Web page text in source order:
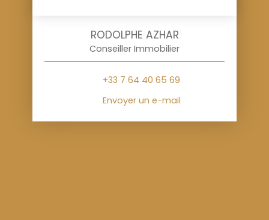
RODOLPHE AZHAR
Conseiller Immobilier
+33 7 64 40 65 69
Envoyer un e-mail